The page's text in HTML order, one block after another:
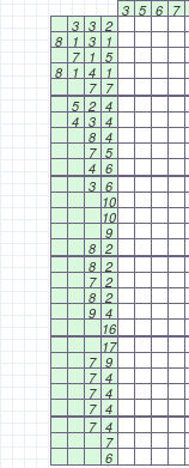
3 5 6 7
3 3 2
8
1 3
1
7
1 5
8
1 4
1
7 7
5 2 4
4 3 4
8 4
7 5
4 6
3 6
10
10
9
8 2
8 2
7 2
8 2
9 4
16
17
7 9
7 4
7 4
7 4
7 4
7
6